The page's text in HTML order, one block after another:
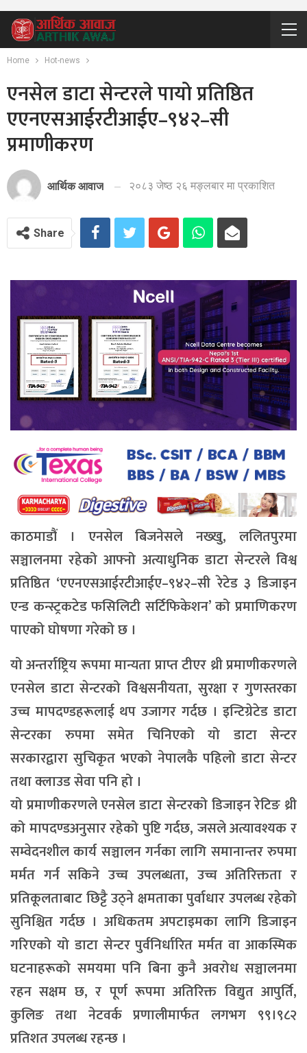
Home Hot-news
एनसेल डाटा सेन्टरले पायो प्रतिष्ठित
एएनएसआईरटीआईए–९४२–सी
प्रमाणीकरण
आर्थिक आवाज २०८३ जेष्ठ २६ मङ्लबार मा प्रकाशित
Share
काठमाडौं । एनसेल बिजनेसले नख्खु, ललितपुरमा
सञ्चालनमा रहेको आफ्नो अत्याधुनिक डाटा सेन्टरले विश्व
प्रतिष्ठित ‘एएनएसआईरटीआईए–९४२–सी रेटेड ३ डिजाइन
एन्ड कन्स्ट्रकटेड फसिलिटी सर्टिफिकेशन’ को प्रमाणिकरण
पाएको घोषणा गरेको छ ।
यो अन्तर्राष्ट्रिय रूपमा मान्यता प्राप्त टीएर थ्री प्रमाणीकरणले
एनसेल डाटा सेन्टरको विश्वसनीयता, सुरक्षा र गुणस्तरका
उच्च मापदण्डहरूलाई थप उजागर गर्दछ । इन्टिग्रेटेड डाटा
सेन्टरका रुपमा समेत चिनिएको यो डाटा सेन्टर
सरकारद्वारा सुचिकृत भएको नेपालकै पहिलो डाटा सेन्टर
तथा क्लाउड सेवा पनि हो ।
यो प्रमाणीकरणले एनसेल डाटा सेन्टरको डिजाइन रेटिङ थ्री
को मापदण्डअनुसार रहेको पुष्टि गर्दछ, जसले अत्यावश्यक र
सम्वेदनशील कार्य सञ्चालन गर्नका लागि समानान्तर रुपमा
मर्मत गर्न सकिने उच्च उपलब्धता, उच्च अतिरिक्तता र
प्रतिकूलताबाट छिट्टै उठ्ने क्षमताका पुर्वाधार उपलब्ध रहेको
सुनिश्चित गर्दछ । अधिकतम अपटाइमका लागि डिजाइन
गरिएको यो डाटा सेन्टर पुर्वनिर्धारित मर्मत वा आकस्मिक
घटनाहरूको समयमा पनि बिना कुनै अवरोध सञ्चालनमा
रहन सक्षम छ, र पूर्ण रूपमा अतिरिक्त विद्युत आपुर्ति,
कुलिङ तथा नेटवर्क प्रणालीमार्फत लगभग ९९।९८२
प्रतिशत उपलब्ध रहन्छ ।